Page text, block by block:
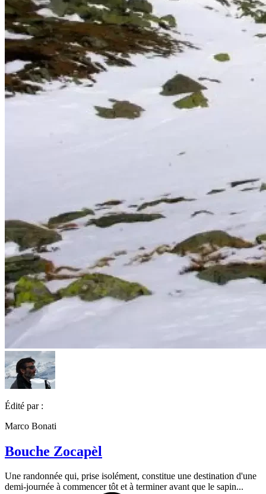
Édité par :
Marco Bonati
Bouche Zocapèl
Une randonnée qui, prise isolément, constitue une destination d'une
demi-journée à commencer tôt et à terminer avant que le sapin...